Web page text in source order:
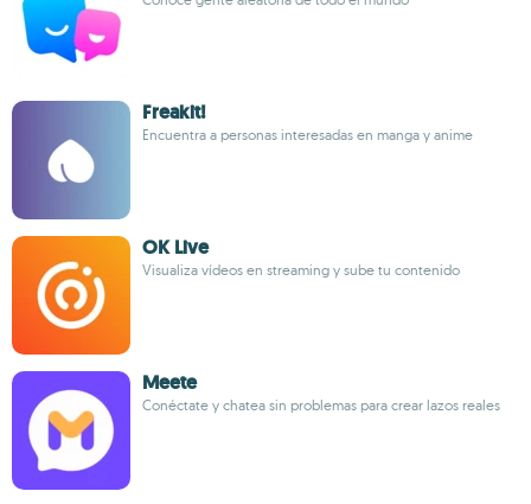
Freakit!
Encuentra a personas interesadas en manga y anime
OK Live
Visualiza vídeos en streaming y sube tu contenido
Meete
Conéctate y chatea sin problemas para crear lazos reales